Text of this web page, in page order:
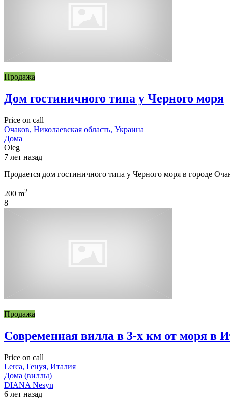
Продажа
Дом гостиничного типа у Черного моря
Price on call
Очаков, Николаевская область, Украина
Дома
Oleg
7 лет назад
Продается дом гостиничного типа у Черного моря в городе
200 m2
8
Продажа
Современная вилла в 3-х км от моря в
Price on call
Lerca, Генуя, Италия
Дома (виллы)
DIANA Nesyn
6 лет назад